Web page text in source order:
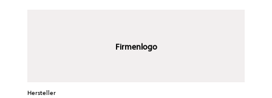
Firmenlogo
Hersteller